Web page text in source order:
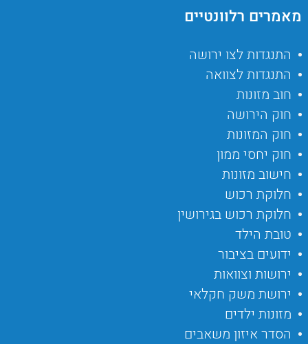
מאמרים רלוונטיים
התנגדות לצו ירושה
התנגדות לצוואה
חוב מזונות
חוק הירושה
חוק המזונות
חוק יחסי ממון
חישוב מזונות
חלוקת רכוש
חלוקת רכוש בגירושין
טובת הילד
ידועים בציבור
ירושות וצוואות
ירושת משק חקלאי
מזונות ילדים
הסדר איזון משאבים